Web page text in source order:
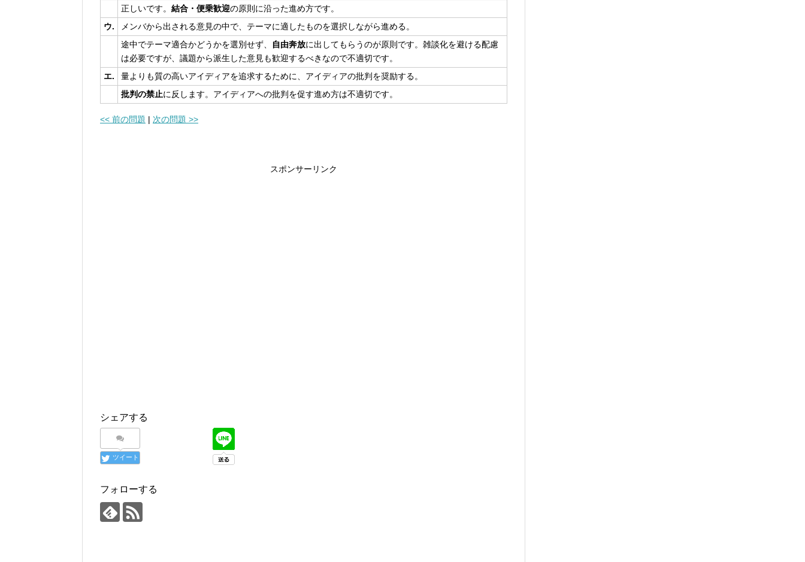
正しいです。 結合・便乗歓迎の原則に沿った進め方です。
ウ.
メンバから出される意見の中で、テーマに適したものを選択しながら進める。
途中でテーマ適合かどうかを選別せず、
自由奔放に出してもらうのが原則です。雑談化を避ける配慮
は必要ですが、議題から派生した意見も歓迎するべきなので不適切です。
エ.
量よりも質の高いアイディアを追求するために、アイディアの批判を奨励する。
批判の禁止に反します。アイディアへの批判を促す進め方は不適切です。
<< 前の問題 | 次の問題 >>
スポンサーリンク
シェアする
ツイート
フォローする